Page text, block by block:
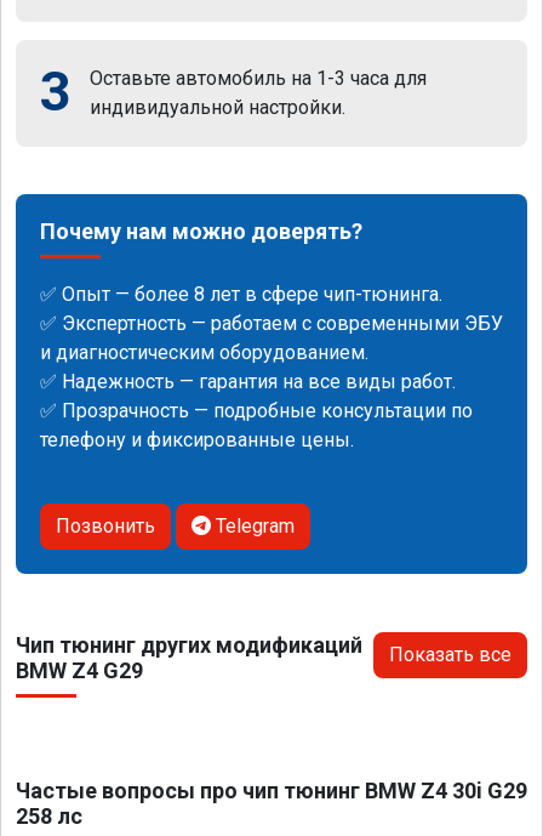
3
Оставьте автомобиль на 1-3 часа для
индивидуальной настройки.
Почему нам можно доверять?
✅ Опыт — более 8 лет в сфере чип-тюнинга.
✅ Экспертность — работаем с современными ЭБУ
и диагностическим оборудованием.
✅ Надежность — гарантия на все виды работ.
✅ Прозрачность — подробные консультации по
телефону и фиксированные цены.
Позвонить Telegram
Чип тюнинг других модификаций
BMW Z4 G29
Показать все
Частые вопросы про чип тюнинг BMW Z4 30i G29
258 лс